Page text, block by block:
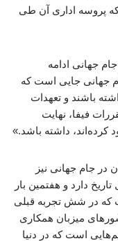
پروسه اداری آن طی
جهانی ادامه
جهانی جایی است که
باشند و تعهدات
فیفا، نهایت
کرده‌اند، داشته باشد.»
در جام جهانی نیز
«تیم ملی فوتبال ایران ۱۰۰ سال تاریخ دارد و هفتمین بار
که در شش تجربه قبلی
میزبان همکاری
است که در دنیا